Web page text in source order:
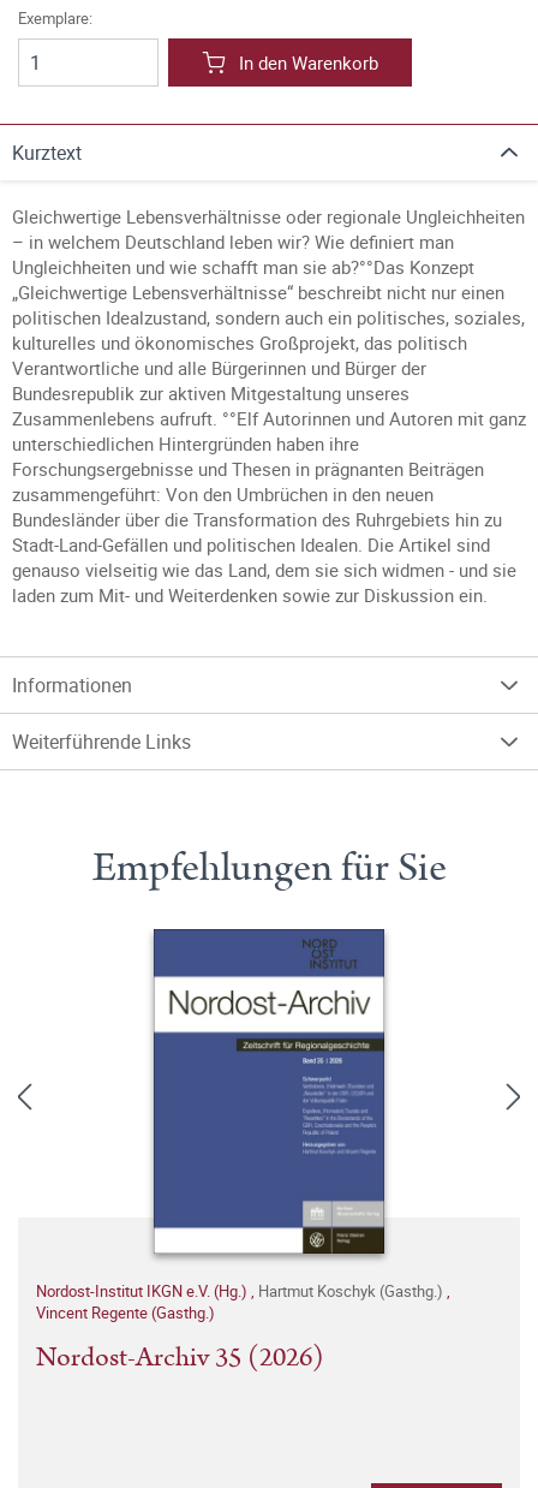
Exemplare:
In den Warenkorb
Kurztext
Gleichwertige Lebensverhältnisse oder regionale Ungleichheiten
– in welchem Deutschland leben wir? Wie definiert man
Ungleichheiten und wie schafft man sie ab?°°Das Konzept
„Gleichwertige Lebensverhältnisse“ beschreibt nicht nur einen
politischen Idealzustand, sondern auch ein politisches, soziales,
kulturelles und ökonomisches Großprojekt, das politisch
Verantwortliche und alle Bürgerinnen und Bürger der
Bundesrepublik zur aktiven Mitgestaltung unseres
Zusammenlebens aufruft. °°Elf Autorinnen und Autoren mit ganz
unterschiedlichen Hintergründen haben ihre
Forschungsergebnisse und Thesen in prägnanten Beiträgen
zusammengeführt: Von den Umbrüchen in den neuen
Bundesländer über die Transformation des Ruhrgebiets hin zu
Stadt-Land-Gefällen und politischen Idealen. Die Artikel sind
genauso vielseitig wie das Land, dem sie sich widmen - und sie
laden zum Mit- und Weiterdenken sowie zur Diskussion ein.
Informationen
Weiterführende Links
Empfehlungen für Sie
Nordost-Institut IKGN e.V. (Hg.) , Hartmut Koschyk (Gasthg.) ,
Vincent Regente (Gasthg.)
Nordost-Archiv 35 (2026)